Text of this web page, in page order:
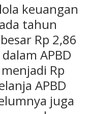
keuangan
tahun
Rp 2,86
APBD
Rp
APBD
juga